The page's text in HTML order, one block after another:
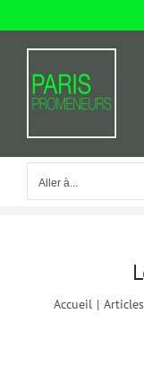
Aller à...
Aller à...
Accueil | Articles